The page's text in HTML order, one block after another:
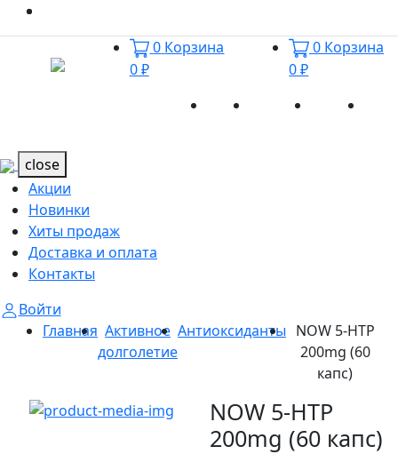
0 Корзина
0 ₽
0 Корзина
0 ₽
Акции Новинки
close
Акции
Новинки
Хиты продаж
Доставка и оплата
Контакты
Войти
Главная Активное
долголетие
Антиоксиданты NOW 5-HTP
200mg (60
капс)
NOW 5-HTP
200mg (60 капс)